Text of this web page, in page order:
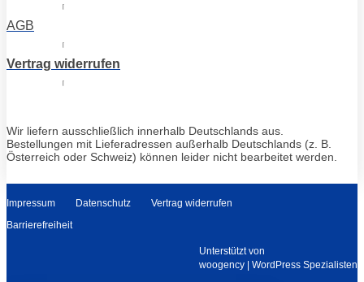
AGB
Vertrag widerrufen
Wir liefern ausschließlich innerhalb Deutschlands aus.
Bestellungen mit Lieferadressen außerhalb Deutschlands (z. B.
Österreich oder Schweiz) können leider nicht bearbeitet werden.
Impressum Datenschutz
Vertrag widerrufen
Barrierefreiheit
Unterstützt von
woogency | WordPress Spezialisten